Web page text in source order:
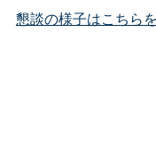
懇談の様子はこちら